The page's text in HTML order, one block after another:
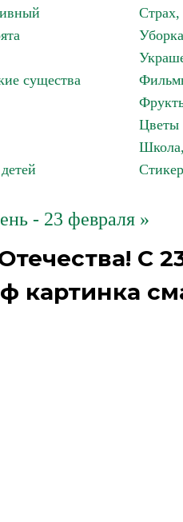
Уборка
существа
Цветы
- 23 февраля »
С